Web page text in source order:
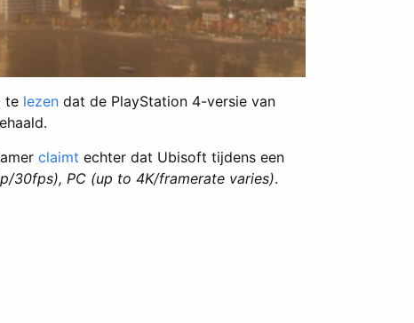
te lezen dat de PlayStation 4-versie van
claimt echter dat Ubisoft tijdens een
30fps), PC (up to 4K/framerate varies).